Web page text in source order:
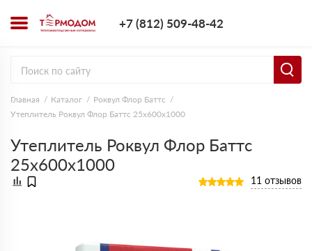
+7 (812) 509-48-42
Главная Каталог
Роквул Флор Баттс
Утеплитель Роквул Флор Баттс 25х600х1000
Утеплитель Роквул Флор Баттс
25х600х1000
11 отзывов